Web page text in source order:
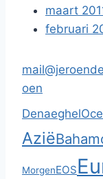
maart
februari
oen
Denaeghel
Azië
MorgenEOS